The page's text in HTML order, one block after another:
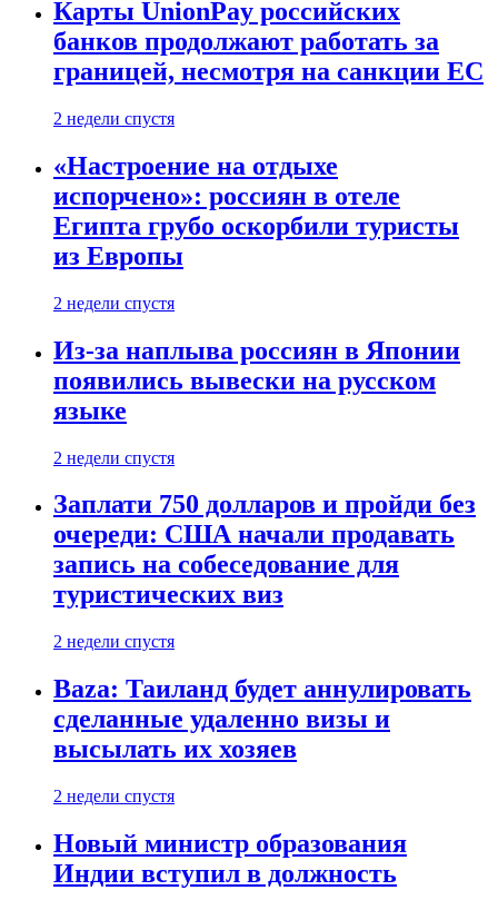
Карты UnionPay российских
банков продолжают работать за
границей, несмотря на санкции ЕС
2 недели спустя
«Настроение на отдыхе
испорчено»: россиян в отеле
Египта грубо оскорбили туристы
из Европы
2 недели спустя
Из-за наплыва россиян в Японии
появились вывески на русском
языке
2 недели спустя
Заплати 750 долларов и пройди без
очереди: США начали продавать
запись на собеседование для
туристических виз
2 недели спустя
Baza: Таиланд будет аннулировать
сделанные удаленно визы и
высылать их хозяев
2 недели спустя
Новый министр образования
Индии вступил в должность